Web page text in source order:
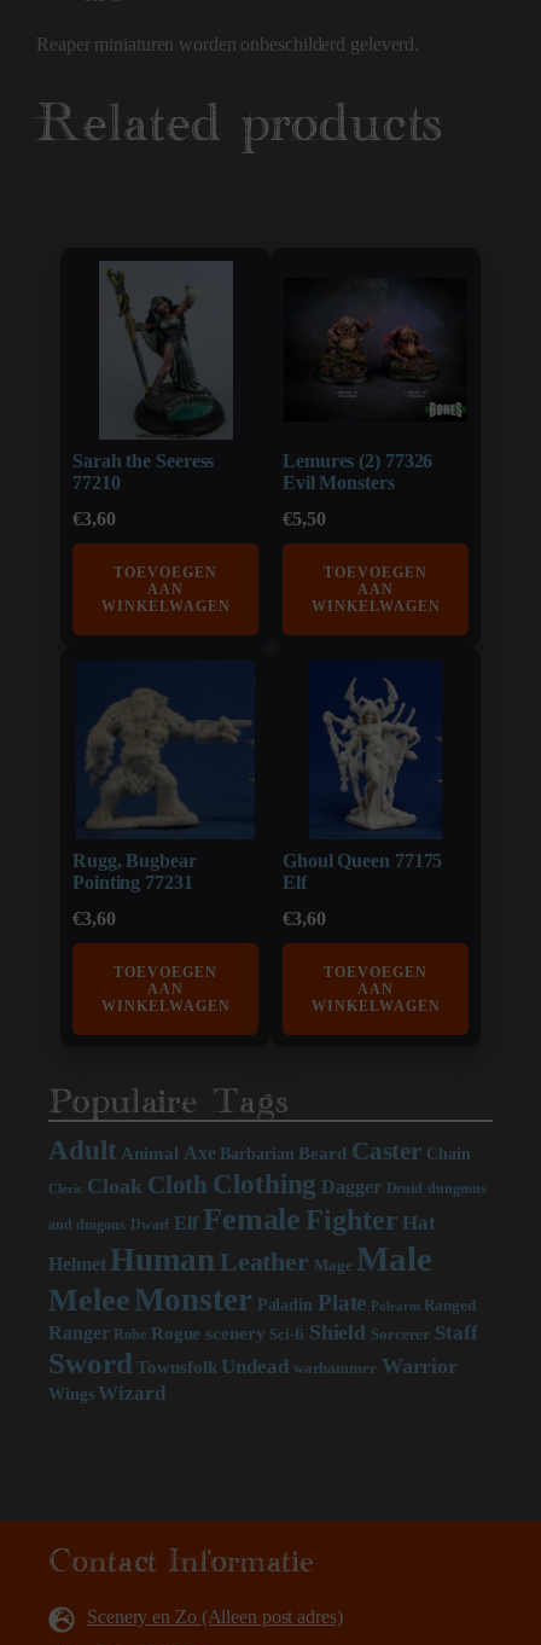
Reaper miniaturen worden onbeschilderd geleverd.
Related products
Sarah the Seeress
77210
€3,60
TOEVOEGEN
AAN
WINKELWAGEN
Lemures (2) 77326
Evil Monsters
€5,50
TOEVOEGEN
AAN
WINKELWAGEN
Rugg, Bugbear
Pointing 77231
€3,60
TOEVOEGEN
AAN
WINKELWAGEN
Ghoul Queen 77175
Elf
€3,60
TOEVOEGEN
AAN
WINKELWAGEN
Populaire Tags
Adult Animal Axe Barbarian Beard Caster Chain
Cleric Cloak Cloth Clothing Dagger Druid dungeons
and dragons Dwarf Elf FemaleFighter Hat
Helmet Human Leather Mage Male
MeleeMonster Paladin Plate Polearm Ranged
Ranger Robe Rogue scenery Sci-fi Shield Sorcerer Staff
Sword Townsfolk Undead warhammer Warrior
Wings Wizard
Contact Informatie
Scenery en Zo (Alleen post adres)